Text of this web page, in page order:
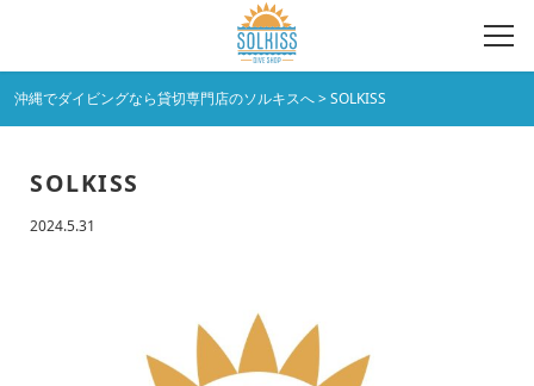
沖縄でダイビングなら貸切専門店のソルキスへ>SOLKISS
SOLKISS
2024.5.31